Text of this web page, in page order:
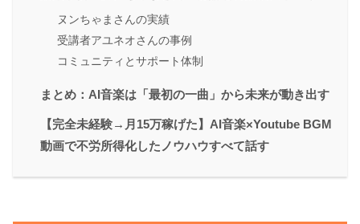
ヌンちゃまさんの実績
受講者アユネオさんの事例
コミュニティとサポート体制
まとめ：AI音楽は「最初の一曲」から未来が動き出す
【完全未経験→月15万稼げた】AI音楽×Youtube BGM
動画で不労所得化したノウハウすべて話す